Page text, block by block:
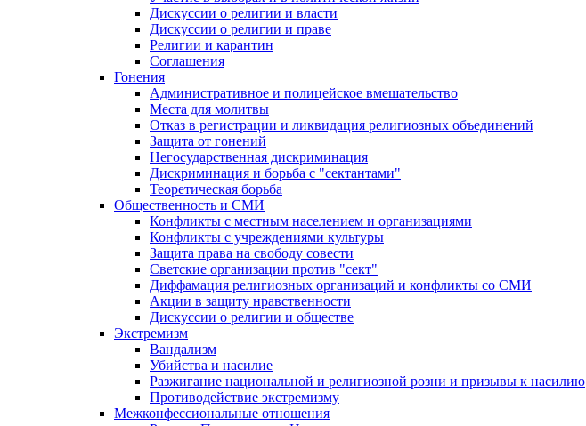
Дискуссии о религии и власти
Дискуссии о религии и праве
Религии и карантин
Соглашения
Гонения
Административное и полицейское вмешательство
Места для молитвы
Отказ в регистрации и ликвидация религиозных объединений
Защита от гонений
Негосударственная дискриминация
Дискриминация и борьба с "сектантами"
Теоретическая борьба
Общественность и СМИ
Конфликты с местным населением и организациями
Конфликты с учреждениями культуры
Защита права на свободу совести
Светские организации против "сект"
Диффамация религиозных организаций и конфликты со СМИ
Акции в защиту нравственности
Дискуссии о религии и обществе
Экстремизм
Вандализм
Убийства и насилие
Разжигание национальной и религиозной розни и призывы к насилию
Противодействие экстремизму
Межконфессиональные отношения